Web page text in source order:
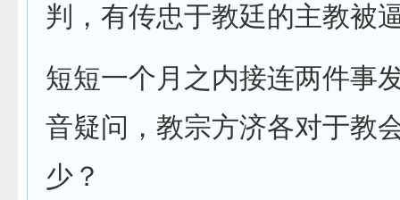
判，有传忠于教廷的主教被
短短一个月之内接连两件事
音疑问，教宗方济各对于教
少？